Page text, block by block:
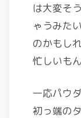
は大変そ
ゃうみた
のかもし
忙しいも
一応パウ
初っ端の